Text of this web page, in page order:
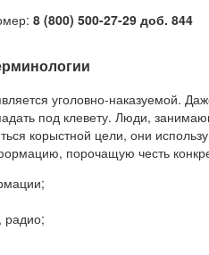
8 (800) 500-27-29 доб. 844
уголовно-наказуемой.
под клевету. Люди,
корыстной цели, они
порочащую честь
радио;